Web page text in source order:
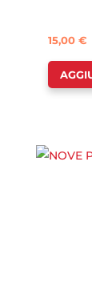
15,00 €